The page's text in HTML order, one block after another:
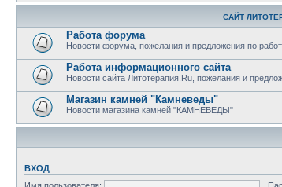
САЙТ
Работа форума
Новости форума, пожелания и предложения по
Работа информационного сайта
Новости сайта Литотерапия.Ru, пожелания и
Магазин камней "Камневеды"
Новости магазина камней "КАМНЕВЕДЫ"
ВХОД